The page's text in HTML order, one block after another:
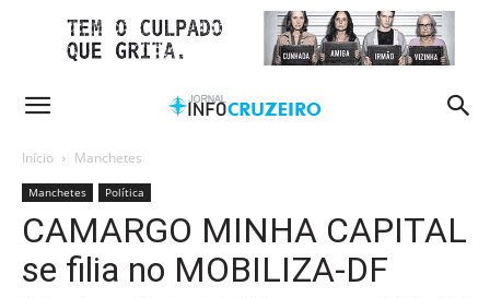
Início Manchetes
Manchetes Política
CAMARGO MINHA CAPITAL
se filia no MOBILIZA-DF